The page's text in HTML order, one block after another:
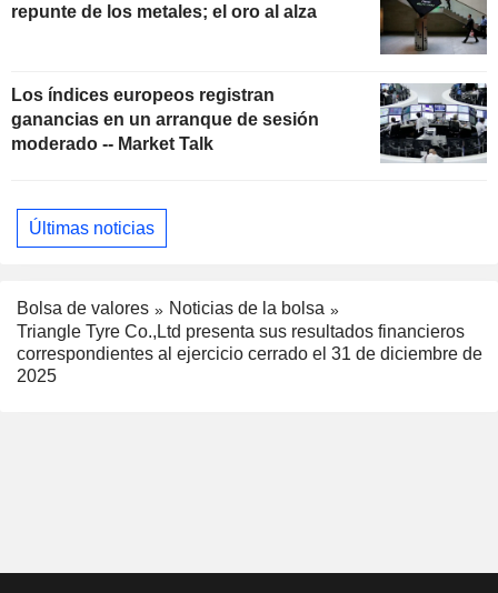
repunte de los metales; el oro al alza
Los índices europeos registran
ganancias en un arranque de sesión
moderado -- Market Talk
Últimas noticias
Bolsa de valores
Noticias de la bolsa
Triangle Tyre Co.,Ltd presenta sus resultados financieros
correspondientes al ejercicio cerrado el 31 de diciembre de
2025